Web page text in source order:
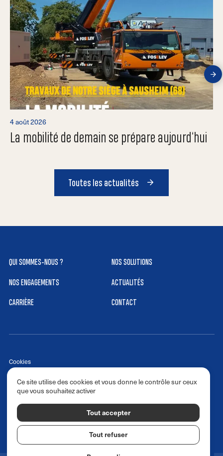
4 août 2026
La mobilité de demain se prépare aujourd’hui
Toutes les actualités
QUI SOMMES-NOUS ? NOS SOLUTIONS
NOS ENGAGEMENTS ACTUALITÉS
CARRIÈRE CONTACT
Cookies
Réalisé par izhak.fr
Politique de confidentialité
Suivez-nous @transportportmann sur :
Ce site utilise des cookies et vous donne le contrôle sur ceux
que vous souhaitez activer
Tout accepter
Tout refuser